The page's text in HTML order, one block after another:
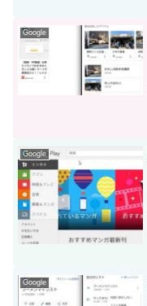
Google
Google
Google